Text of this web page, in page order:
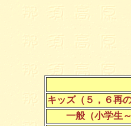
キッズ（５，６再
一般（小学生～